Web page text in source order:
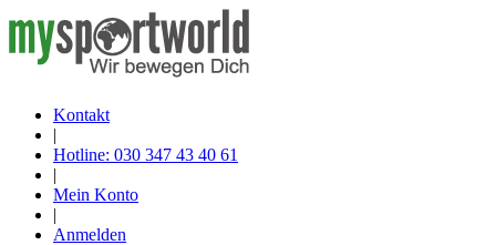
Kontakt
|
Hotline: 030 347 43 40 61
|
Mein Konto
|
Anmelden